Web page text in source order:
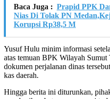
Baca Juga : Prapid PPK
Nias Di Tolak PN
Korupsi Rp38,5 M
Yusuf Hulu minim informasi
atas temuan BPK Wilayah Sumut
dokumen perjalanan dinas
kas daerah.
Hingga berita ini diturunkan,